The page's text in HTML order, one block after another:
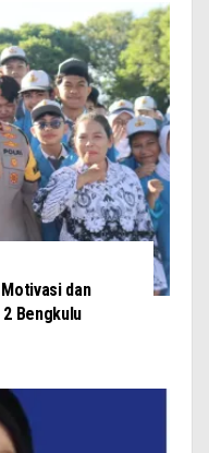
dan
Bengkulu